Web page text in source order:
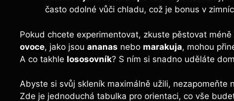
často odolné vůči chladu, což je bonus v
Pokud chcete experimentovat, zkuste pěstovat
ovoce, jako jsou ananas nebo marakuja, mohou
A co takhle lososovník? S ním si snadno uděláte
Abyste si svůj skleník maximálně užili, nezapomeňte
Zde je jednoduchá tabulka pro orientaci, co vše